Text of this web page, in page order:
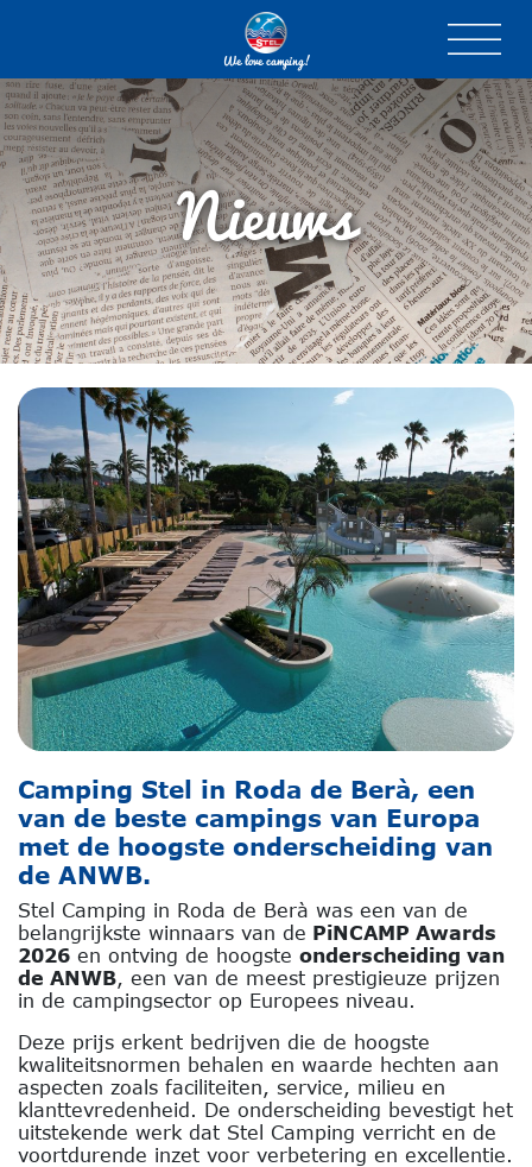
We love camping!
Nieuws
Camping Stel in Roda de Berà, een
van de beste campings van Europa
met de hoogste onderscheiding van
de ANWB.
Stel Camping in Roda de Berà was een van de
belangrijkste winnaars van de PiNCAMP Awards
2026 en ontving de hoogste onderscheiding van
de ANWB, een van de meest prestigieuze prijzen
in de campingsector op Europees niveau.
Deze prijs erkent bedrijven die de hoogste
kwaliteitsnormen behalen en waarde hechten aan
aspecten zoals faciliteiten, service, milieu en
klanttevredenheid. De onderscheiding bevestigt het
uitstekende werk dat Stel Camping verricht en de
voortdurende inzet voor verbetering en excellentie.